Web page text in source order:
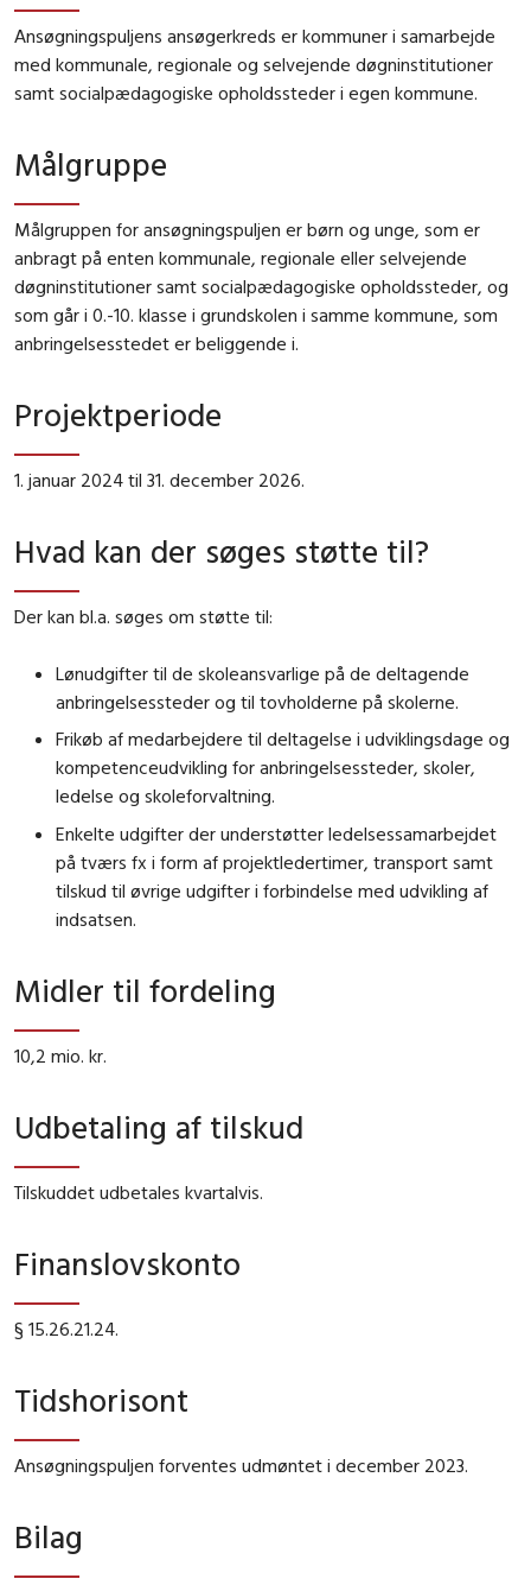
Ansøgningspuljens ansøgerkreds er kommuner i samarbejde
med kommunale, regionale og selvejende døgninstitutioner
samt socialpædagogiske opholdssteder i egen kommune.
Målgruppe
Målgruppen for ansøgningspuljen er børn og unge, som er
anbragt på enten kommunale, regionale eller selvejende
døgninstitutioner samt socialpædagogiske opholdssteder, og
som går i 0.-10. klasse i grundskolen i samme kommune, som
anbringelsesstedet er beliggende i.
Projektperiode
1. januar 2024 til 31. december 2026.
Hvad kan der søges støtte til?
Der kan bl.a. søges om støtte til:
Lønudgifter til de skoleansvarlige på de deltagende
anbringelsessteder og til tovholderne på skolerne.
Frikøb af medarbejdere til deltagelse i udviklingsdage og
kompetenceudvikling for anbringelsessteder, skoler,
ledelse og skoleforvaltning.
Enkelte udgifter der understøtter ledelsessamarbejdet
på tværs fx i form af projektledertimer, transport samt
tilskud til øvrige udgifter i forbindelse med udvikling af
indsatsen.
Midler til fordeling
10,2 mio. kr.
Udbetaling af tilskud
Tilskuddet udbetales kvartalvis.
Finanslovskonto
§ 15.26.21.24.
Tidshorisont
Ansøgningspuljen forventes udmøntet i december 2023.
Bilag